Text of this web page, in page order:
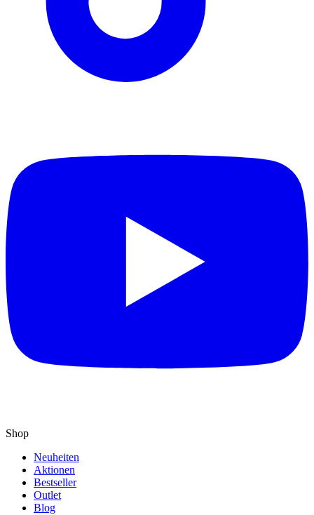
Shop
Neuheiten
Aktionen
Bestseller
Outlet
Blog